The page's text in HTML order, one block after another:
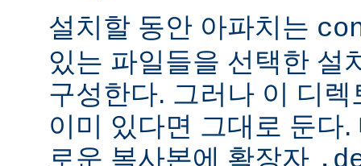
설치할 동안 아파치는
있는 파일들을 선택한 설
구성한다. 그러나 이 디
이미 있다면 그대로 둔다
로운 복사본에 확장자